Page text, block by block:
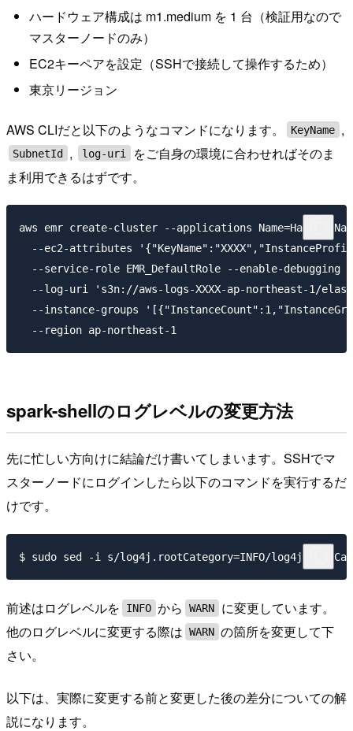
ハードウェア構成は m1.medium を 1 台（検証用なので
マスターノードのみ）
EC2キーペアを設定（SSHで接続して操作するため）
東京リージョン
AWS CLIだと以下のようなコマンドになります。 KeyName ,
SubnetId , log-uri
をご自身の環境に合わせればそのま
ま利用できるはずです。
aws emr create-cluster --applications Name=Hadoop
--ec2-attributes
--service-role EMR_DefaultRole --enable-debugging
--log-uri 's3n://aws-logs-XXXX-ap-northeast-1/
--instance-groups
spark-shellのログレベルの変更方法
先に忙しい方向けに結論だけ書いてしまいます。SSHでマ
スターノードにログインしたら以下のコマンドを実行するだ
けです。
前述はログレベルを INFO から WARN
に変更しています。
他のログレベルに変更する際は WARN の箇所を変更して下
さい。
以下は、実際に変更する前と変更した後の差分についての解
説になります。